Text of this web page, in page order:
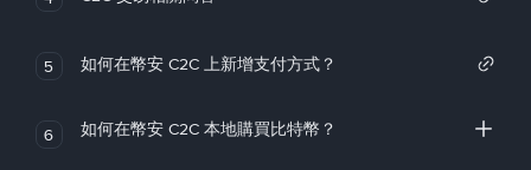
5 如何在幣安 C2C 上新增支付方式？
6 如何在幣安 C2C 本地購買比特幣？